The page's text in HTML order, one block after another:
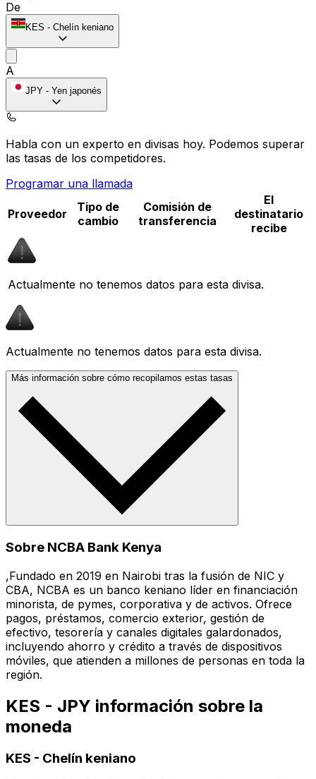
De
KES - Chelín keniano
A
JPY - Yen japonés
Habla con un experto en divisas hoy. Podemos superar
las tasas de los competidores.
Programar una llamada
Proveedor
Tipo de
cambio
Comisión de
transferencia
El
destinatario
recibe
Actualmente no tenemos datos para esta divisa.
Actualmente no tenemos datos para esta divisa.
Más información sobre cómo recopilamos estas tasas
Sobre NCBA Bank Kenya
,Fundado en 2019 en Nairobi tras la fusión de NIC y
CBA, NCBA es un banco keniano líder en financiación
minorista, de pymes, corporativa y de activos. Ofrece
pagos, préstamos, comercio exterior, gestión de
efectivo, tesorería y canales digitales galardonados,
incluyendo ahorro y crédito a través de dispositivos
móviles, que atienden a millones de personas en toda la
región.
KES - JPY información sobre la
moneda
KES - Chelín keniano